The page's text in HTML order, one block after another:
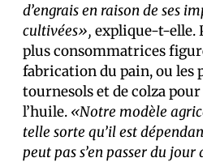
d’engrais en raison de ses
cultivées», explique-t-elle.
plus consommatrices
fabrication du pain, ou les
tournesols et de colza
l’huile. «Notre modèle
telle sorte qu’il est
peut pas s’en passer du jour